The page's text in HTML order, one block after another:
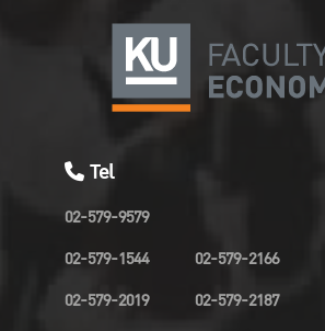
Tel
02-579-9579
02-579-1544
02-579-2019
02-579-2166
02-579-2187